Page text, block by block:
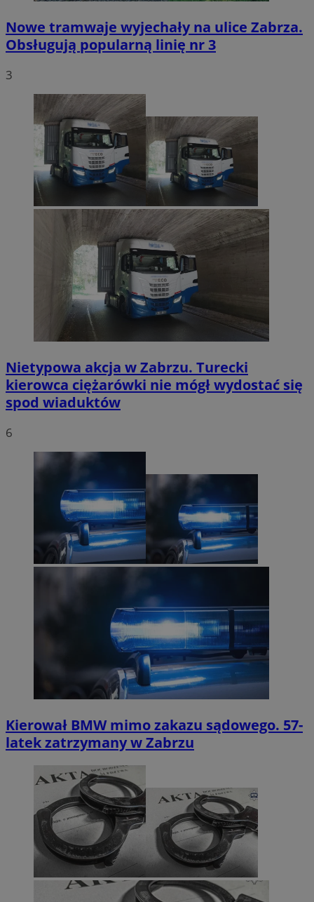
Nowe tramwaje wyjechały na ulice Zabrza.
Obsługują popularną linię nr 3
3
Nietypowa akcja w Zabrzu. Turecki
kierowca ciężarówki nie mógł wydostać się
spod wiaduktów
6
Kierował BMW mimo zakazu sądowego. 57-
latek zatrzymany w Zabrzu